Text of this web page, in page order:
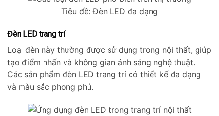
Tiêu đề: Đèn LED đa dạng
Đèn LED trang trí
Loại đèn này thường được sử dụng trong nội thất, giúp
tạo điểm nhấn và không gian ánh sáng nghệ thuật.
Các sản phẩm đèn LED trang trí có thiết kế đa dạng
và màu sắc phong phú.